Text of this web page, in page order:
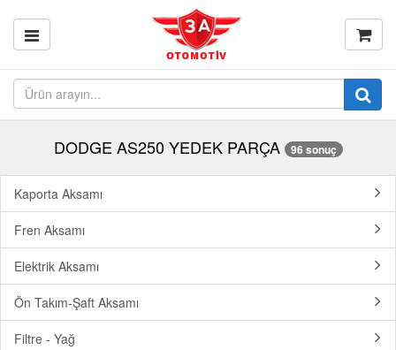
DODGE AS250 YEDEK PARÇA 96 sonuç
Kaporta Aksamı
Fren Aksamı
Elektrik Aksamı
Ön Takım-Şaft Aksamı
Filtre - Yağ